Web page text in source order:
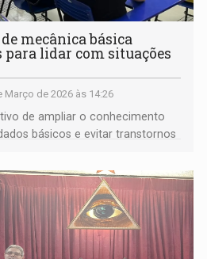
de mecânica básica
lidar com situações
Março de 2026 às 14:26
de ampliar o conhecimento
básicos e evitar transtornos